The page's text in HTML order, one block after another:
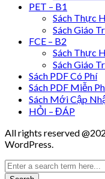
PET – B1
Sách Thực
Sách Giáo
FCE – B2
Sách Thực
Sách Giáo
Sách PDF Có Phí
Sách PDF Miễn
Sách Mới Cập
HỎI – ĐÁP
All rights reserved
WordPress.